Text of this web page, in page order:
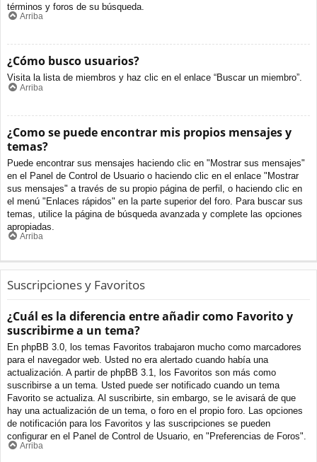
términos y foros de su búsqueda.
Arriba
¿Cómo busco usuarios?
Visita la lista de miembros y haz clic en el enlace “Buscar un miembro”.
Arriba
¿Como se puede encontrar mis propios mensajes y
temas?
Puede encontrar sus mensajes haciendo clic en "Mostrar sus mensajes"
en el Panel de Control de Usuario o haciendo clic en el enlace "Mostrar
sus mensajes" a través de su propio página de perfil, o haciendo clic en
el menú "Enlaces rápidos" en la parte superior del foro. Para buscar sus
temas, utilice la página de búsqueda avanzada y complete las opciones
apropiadas.
Arriba
Suscripciones y Favoritos
¿Cuál es la diferencia entre añadir como Favorito y
suscribirme a un tema?
En phpBB 3.0, los temas Favoritos trabajaron mucho como marcadores
para el navegador web. Usted no era alertado cuando había una
actualización. A partir de phpBB 3.1, los Favoritos son más como
suscribirse a un tema. Usted puede ser notificado cuando un tema
Favorito se actualiza. Al suscribirte, sin embargo, se le avisará de que
hay una actualización de un tema, o foro en el propio foro. Las opciones
de notificación para los Favoritos y las suscripciones se pueden
configurar en el Panel de Control de Usuario, en "Preferencias de Foros".
Arriba